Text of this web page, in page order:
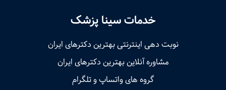
خدمات سینا پزشک
نوبت‌ دهی اینترنتی بهترین دکترهای ایران
مشاوره آنلاین بهترین دکترهای ایران
گروه های واتساپ و تلگرام